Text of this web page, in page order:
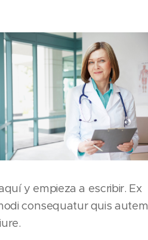
y empieza a escribir. Ex
consequatur quis autem